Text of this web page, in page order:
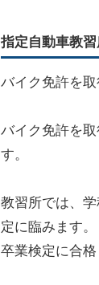
指定自動車教習
バイク免許を
バイク免許を取
す。
教習所では、
定に臨みます。
卒業検定に合格